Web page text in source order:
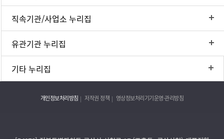
직속기관/사업소 누리집
유관기관 누리집
기타 누리집
개인정보처리방침 저작권 정책 영상정보처리기기운영·관리방침